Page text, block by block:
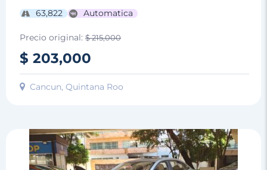
63,822 Automatica
Precio original: $ 215,000
$ 203,000
Cancun, Quintana Roo